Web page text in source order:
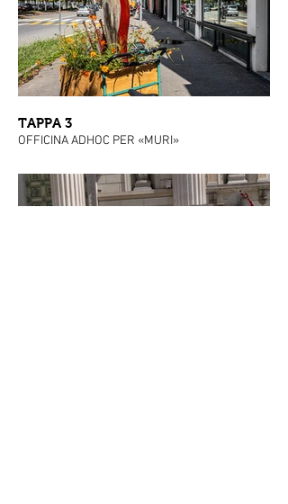
TAPPA 3
OFFICINA ADHOC PER «MURI»